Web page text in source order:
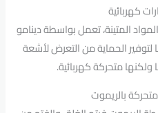
كهربائية
المتينة، تعمل بواسطة دينامو
لتوفير الحماية من التعرض لأشعة
متحركة كهربائية.
بالريموت